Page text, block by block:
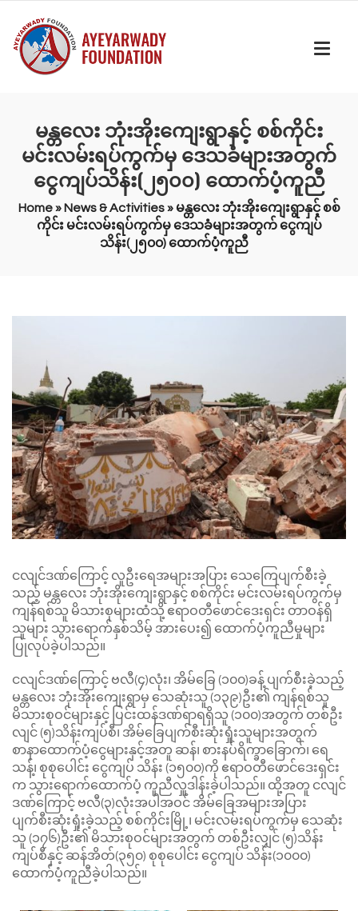
မန္တလေး ဘုံးအိုးကျေးရွာနှင့် စစ်ကိုင်း
မင်းလမ်းရပ်ကွက်မှ ဒေသခံများအတွက်
ငွေကျပ်သိန်း(၂၅၀၀) ထောက်ပံ့ကူညီ
Home» News & Activities» မန္တလေး ဘုံးအိုးကျေးရွာနှင့် စစ်
ကိုင်း မင်းလမ်းရပ်ကွက်မှ ဒေသခံများအတွက် ငွေကျပ်
သိန်း(၂၅၀၀) ထောက်ပံ့ကူညီ
ငလျင်ဒဏ်ကြောင့် လူဦးရေအများအပြား သေကြေပျက်စီးခဲ့
သည့် မန္တလေး ဘုံးအိုးကျေးရွာနှင့် စစ်ကိုင်း မင်းလမ်းရပ်ကွက်မှ
ကျန်ရစ်သူ မိသားစုများထံသို့ ဧရာဝတီဖောင်ဒေးရှင်း တာဝန်ရှိ
သူများ သွားရောက်နှစ်သိမ့် အားပေး၍ ထောက်ပံ့ကူညီမှုများ
ပြုလုပ်ခဲ့ပါသည်။
ငလျင်ဒဏ်ကြောင့် ဗလီ(၄)လုံး၊ အိမ်ခြေ (၁၀၀)ခန့် ပျက်စီးခဲ့သည့်
မန္တလေး ဘုံးအိုးကျေးရွာမှ သေဆုံးသူ (၁၃၉)ဦး၏ ကျန်ရစ်သူ
မိသားစုဝင်များနှင့် ပြင်းထန်ဒဏ်ရာရရှိသူ (၁၀၀)အတွက် တစ်ဦး
လျင် (၅)သိန်းကျပ်စီ၊ အိမ်ခြေပျက်စီးဆုံးရှုံးသူများအတွက်
စာနာထောက်ပံ့ငွေများနှင့်အတူ ဆန်၊ စားနပ်ရိက္ခာခြောက်၊ ရေ
သန့်၊ စုစုပေါင်း ငွေကျပ် သိန်း (၁၅၀၀)ကို ဧရာဝတီဖောင်ဒေးရှင်း
က သွားရောက်ထောက်ပံ့ ကူညီလှူဒါန်းခဲ့ပါသည်။ ထို့အတူ ငလျင်
ဒဏ်ကြောင့် ဗလီ(၃)လုံးအပါအဝင် အိမ်ခြေအများအပြား
ပျက်စီးဆုံးရှုံးခဲ့သည့် စစ်ကိုင်းမြို့၊ မင်းလမ်းရပ်ကွက်မှ သေဆုံး
သူ (၁၇၆)ဦး၏ မိသားစုဝင်များအတွက် တစ်ဦးလျှင် (၅)သိန်း
ကျပ်စီနှင့် ဆန်အိတ်(၃၅၀) စုစုပေါင်း ငွေကျပ် သိန်း(၁၀၀၀)
ထောက်ပံ့ကူညီခဲ့ပါသည်။